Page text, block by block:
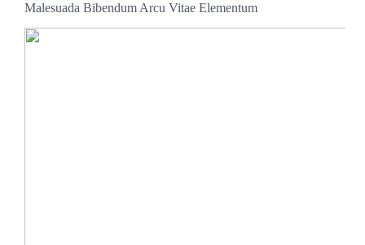
Malesuada Bibendum Arcu Vitae Elementum